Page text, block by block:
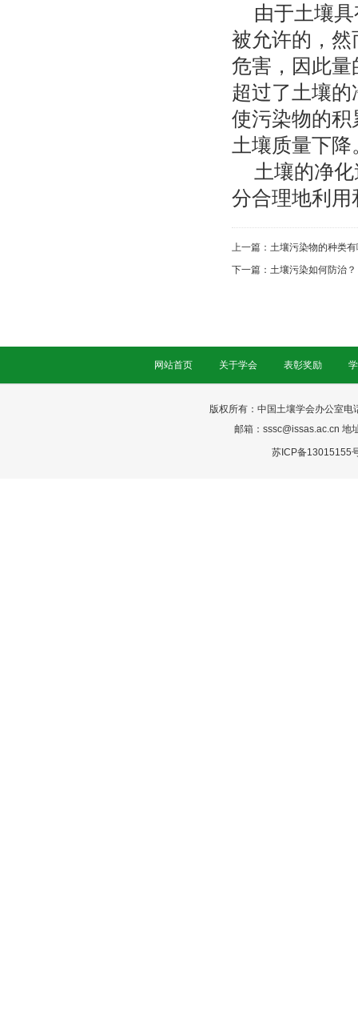
由于土壤
被允许的，
危害，因此
超过了土壤
使污染物的
土壤质量下降
土壤的净
分合理地利
上一篇： 土壤污染物的种类
下一篇： 土壤污染如何防治？
网站首页 关于学会 表彰奖励
版权所有：中国土壤学会办公室
邮箱：sssc@issas.ac.cn 地
苏ICP备13015155